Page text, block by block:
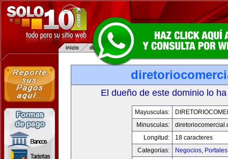
El dueño de este dominio lo
Mayusculas:
Minusculas:
Longitud:
18 caracteres
Categorias:
Negocios, Portales